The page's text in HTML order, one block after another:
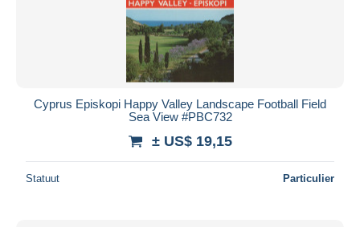
Cyprus Episkopi Happy Valley Landscape Football Field
Sea View #PBC732
± US$ 19,15
Statuut Particulier